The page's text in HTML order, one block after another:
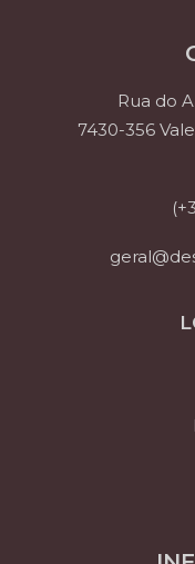
Rua do
7430-356